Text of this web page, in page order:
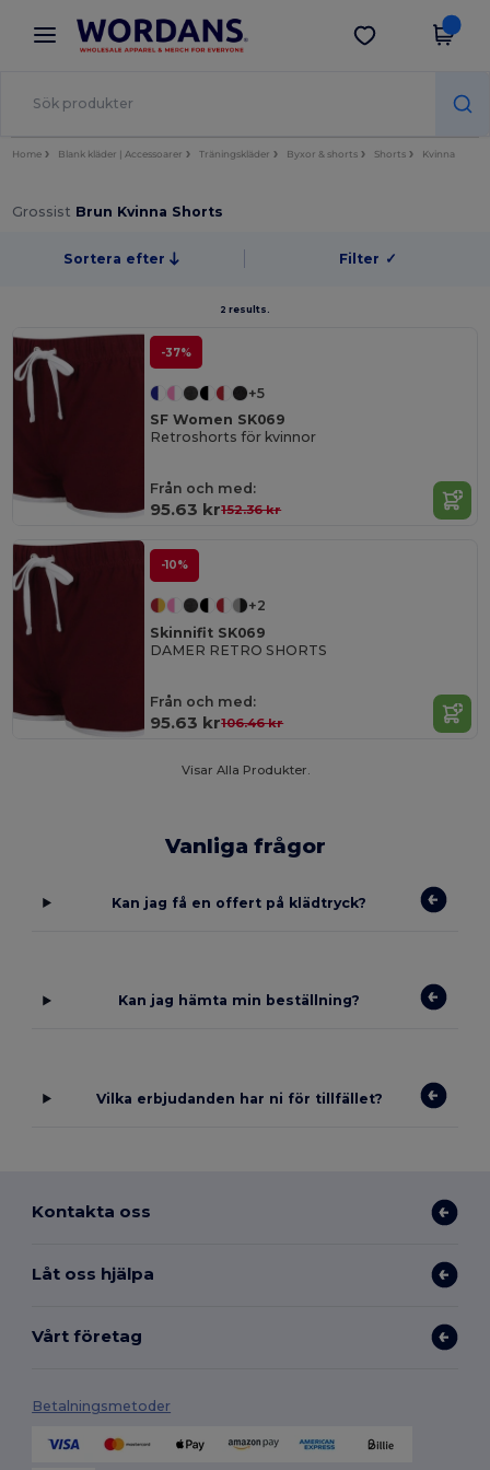
× Wordans-app
Bättre priser i appen!
Hämta app
Home Blank kläder | Accessoarer Träningskläder Byxor & shorts Shorts Kvinna
Grossist Brun Kvinna Shorts
Sortera efter Filter ✓
2 results.
-37%
+5
SF Women SK069
Retroshorts för kvinnor
Från och med:
95.63 kr152.36 kr
-10%
+2
Skinnifit SK069
DAMER RETRO SHORTS
Från och med:
95.63 kr106.46 kr
Visar Alla Produkter.
Vanliga frågor
Kan jag få en offert på klädtryck?
Kan jag hämta min beställning?
Vilka erbjudanden har ni för tillfället?
Kontakta oss
Låt oss hjälpa
Vårt företag
Betalningsmetoder